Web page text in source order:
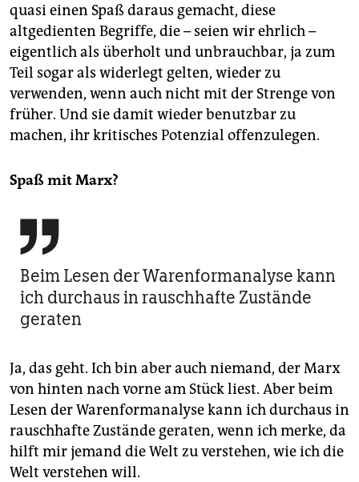
quasi einen Spaß daraus gemacht, diese
altgedienten Begriffe, die – seien wir ehrlich –
eigentlich als überholt und unbrauchbar, ja zum
Teil sogar als widerlegt gelten, wieder zu
verwenden, wenn auch nicht mit der Strenge von
früher. Und sie damit wieder benutzbar zu
machen, ihr kritisches Potenzial offenzulegen.
Spaß mit Marx?

Beim Lesen der Warenformanalyse kann
ich durchaus in rauschhafte Zustände
geraten
Ja, das geht. Ich bin aber auch niemand, der Marx
von hinten nach vorne am Stück liest. Aber beim
Lesen der Warenformanalyse kann ich durchaus in
rauschhafte Zustände geraten, wenn ich merke, da
hilft mir jemand die Welt zu verstehen, wie ich die
Welt verstehen will.